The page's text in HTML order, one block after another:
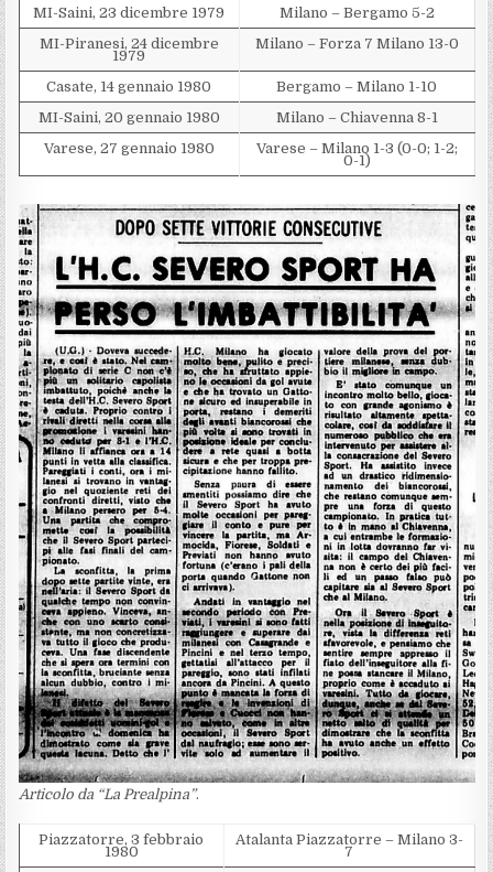
MI-Saini, 23 dicembre 1979
Milano – Bergamo 5-2
MI-Piranesi, 24 dicembre
1979
Milano – Forza 7 Milano 13-0
Casate, 14 gennaio 1980
Bergamo – Milano 1-10
MI-Saini, 20 gennaio 1980
Milano – Chiavenna 8-1
Varese, 27 gennaio 1980
Varese – Milano 1-3 (0-0; 1-2;
0-1)
Articolo da “La Prealpina”.
Piazzatorre, 3 febbraio
1980
Atalanta Piazzatorre – Milano 3-
7